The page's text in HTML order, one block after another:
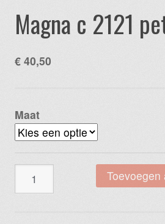
Magna c 2121
€ 40,50
Maat